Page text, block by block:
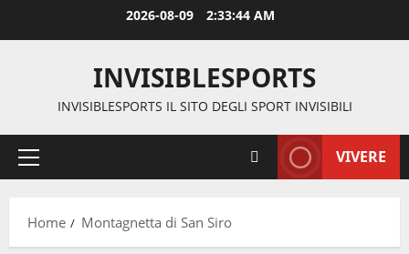
2026-08-09 2:33:44 AM
INVISIBLESPORTS
INVISIBLESPORTS IL SITO DEGLI SPORT INVISIBILI
Menu
VIVERE
Home Montagnetta di San Siro